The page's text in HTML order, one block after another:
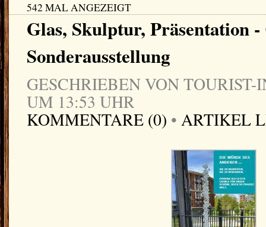
542 MAL ANGEZEIGT
Glas, Skulptur, Präsentation
Sonderausstellung
GESCHRIEBEN VON TOURIST-
UM 13:53 UHR
KOMMENTARE (0) • ARTIKEL